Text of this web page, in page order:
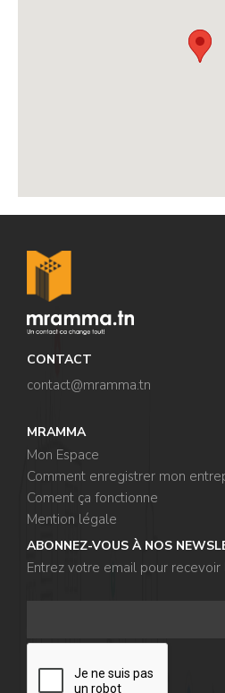
CONTACT
contact@mramma.tn
MRAMMA
Mon Espace
Comment enregistrer mon
Coment ça fonctionne
Mention légale
ABONNEZ-VOUS À NOS
Entrez votre email pour